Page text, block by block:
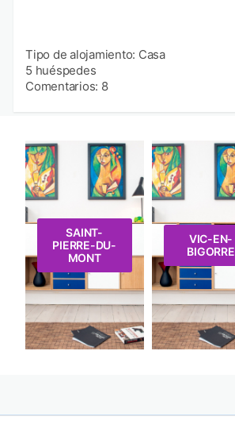
Tipo de alojamiento: Casa
5 huéspedes
Comentarios: 8
SAINT-
PIERRE-DU-
MONT
VIC-EN-
BIGORRE